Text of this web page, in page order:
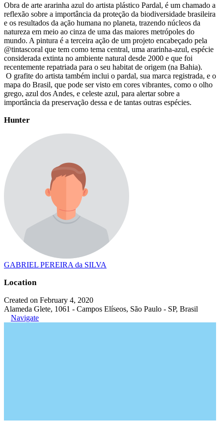
Obra de arte ararinha azul do artista plástico Pardal, é um chamado a
reflexão sobre a importância da proteção da biodiversidade brasileira
e os resultados da ação humana no planeta, trazendo núcleos da
natureza em meio ao cinza de uma das maiores metrópoles do
mundo. A pintura é a terceira ação de um projeto encabeçado pela
@tintascoral que tem como tema central, uma ararinha-azul, espécie
considerada extinta no ambiente natural desde 2000 e que foi
recentemente repatriada para o seu habitat de origem (na Bahia).
O grafite do artista também inclui o pardal, sua marca registrada, e o
mapa do Brasil, que pode ser visto em cores vibrantes, como o olho
grego, azul dos Andes, e celeste azul, para alertar sobre a
importância da preservação dessa e de tantas outras espécies.
Hunter
GABRIEL PEREIRA da SILVA
Location
Created on February 4, 2020
Alameda Glete, 1061 - Campos Elíseos, São Paulo - SP, Brasil
Navigate